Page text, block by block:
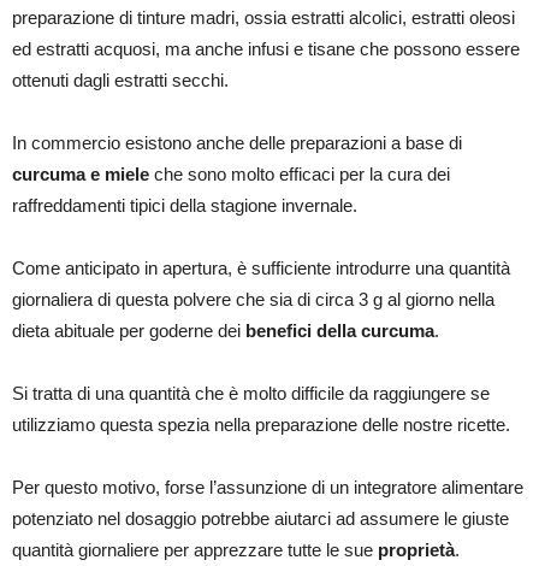
preparazione di tinture madri, ossia estratti alcolici, estratti oleosi
ed estratti acquosi, ma anche infusi e tisane che possono essere
ottenuti dagli estratti secchi.
In commercio esistono anche delle preparazioni a base di
curcuma e miele che sono molto efficaci per la cura dei
raffreddamenti tipici della stagione invernale.
Come anticipato in apertura, è sufficiente introdurre una quantità
giornaliera di questa polvere che sia di circa 3 g al giorno nella
dieta abituale per goderne dei benefici della curcuma.
Si tratta di una quantità che è molto difficile da raggiungere se
utilizziamo questa spezia nella preparazione delle nostre ricette.
Per questo motivo, forse l’assunzione di un integratore alimentare
potenziato nel dosaggio potrebbe aiutarci ad assumere le giuste
quantità giornaliere per apprezzare tutte le sue proprietà.